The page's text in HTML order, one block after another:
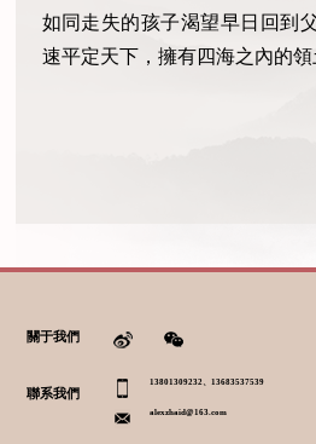
如同走失的孩子渴望早日回到
速平定天下，擁有四海之內的領
關于我們
聯系我們
13801309232、13683537539
alexzhaid@163.com